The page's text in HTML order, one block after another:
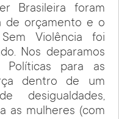
Brasileira foram
de orçamento e o
Violência foi
Nos deparamos
para as
dentro de um
desigualdades,
as mulheres (com